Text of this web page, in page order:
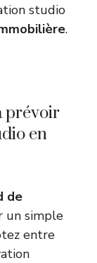
studio
.
prévoir
en
de
un simple
entre